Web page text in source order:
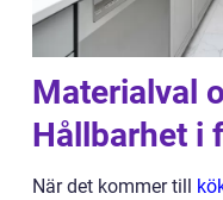
Materialval
Hållbarhet i
När det kommer till